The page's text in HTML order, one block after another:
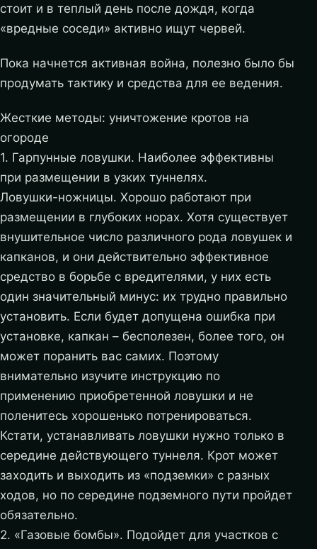
стоит и в теплый день после дождя, когда
«вредные соседи» активно ищут червей.
Пока начнется активная война, полезно было бы
продумать тактику и средства для ее ведения.
Жесткие методы: уничтожение кротов на
огороде
1. Гарпунные ловушки. Наиболее эффективны
при размещении в узких туннелях.
Ловушки-ножницы. Хорошо работают при
размещении в глубоких норах. Хотя существует
внушительное число различного рода ловушек и
капканов, и они действительно эффективное
средство в борьбе с вредителями, у них есть
один значительный минус: их трудно правильно
установить. Если будет допущена ошибка при
установке, капкан – бесполезен, более того, он
может поранить вас самих. Поэтому
внимательно изучите инструкцию по
применению приобретенной ловушки и не
поленитесь хорошенько потренироваться.
Кстати, устанавливать ловушки нужно только в
середине действующего туннеля. Крот может
заходить и выходить из «подземки» с разных
ходов, но по середине подземного пути пройдет
обязательно.
2. «Газовые бомбы». Подойдет для участков с